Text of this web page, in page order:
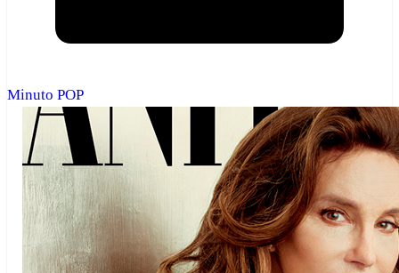
Minuto POP